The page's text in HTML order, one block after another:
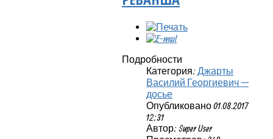
Подробности
Категория: Джарты
Василий Георгиевич —
досье
Опубликовано 01.08.2017
12:31
Автор: Super User